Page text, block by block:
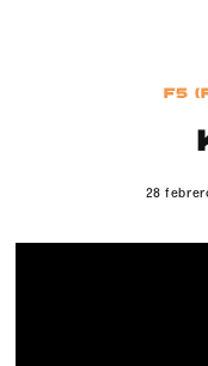
F5
28